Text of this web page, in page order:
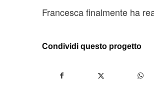
Francesca finalmente ha
Condividi questo progetto